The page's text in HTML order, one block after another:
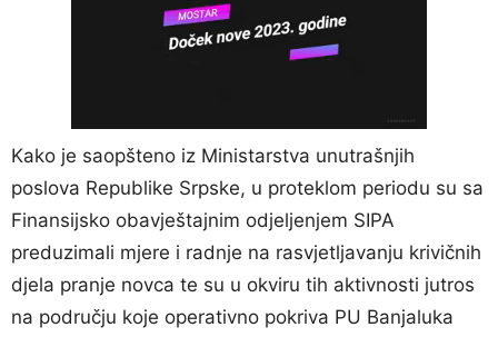
Kako je saopšteno iz Ministarstva unutrašnjih
poslova Republike Srpske, u proteklom periodu su sa
Finansijsko obavještajnim odjeljenjem SIPA
preduzimali mjere i radnje na rasvjetljavanju krivičnih
djela pranje novca te su u okviru tih aktivnosti jutros
na području koje operativno pokriva PU Banjaluka